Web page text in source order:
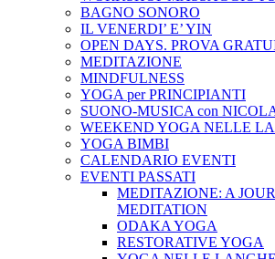
BAGNO SONORO
IL VENERDI’ E’ YIN
OPEN DAYS. PROVA
MEDITAZIONE
MINDFULNESS
YOGA per PRINCIPIANTI
SUONO-MUSICA con
WEEKEND YOGA NELLE
YOGA BIMBI
CALENDARIO EVENTI
EVENTI PASSATI
MEDITAZIONE: A
MEDITATION
ODAKA YOGA
RESTORATIVE YOGA